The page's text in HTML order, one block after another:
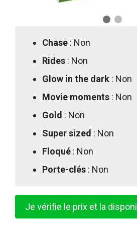
Chase : Non
Rides : Non
Glow in the dark : Non
Movie moments : Non
Gold : Non
Super sized : Non
Floqué : Non
Porte-clés : Non
Je vérifie le prix et la